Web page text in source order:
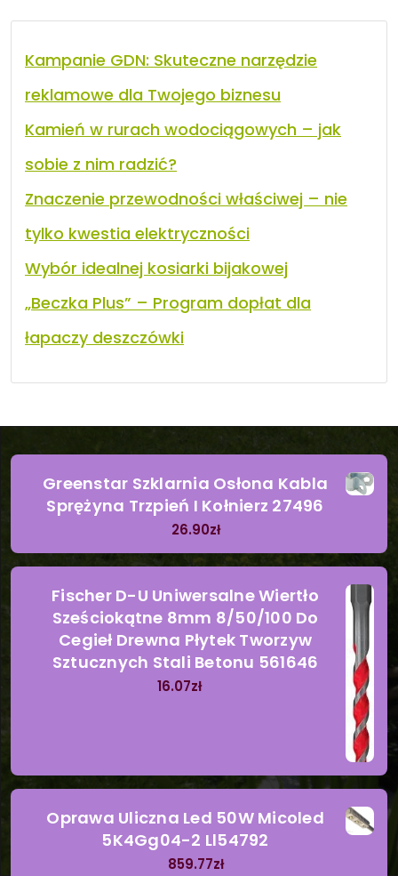
Kampanie GDN: Skuteczne narzędzie
reklamowe dla Twojego biznesu
Kamień w rurach wodociągowych – jak
sobie z nim radzić?
Znaczenie przewodności właściwej – nie
tylko kwestia elektryczności
Wybór idealnej kosiarki bijakowej
„Beczka Plus” – Program dopłat dla
łapaczy deszczówki
Greenstar Szklarnia Osłona Kabla
Sprężyna Trzpień I Kołnierz 27496
26.90zł
Fischer D-U Uniwersalne Wiertło
Sześciokątne 8mm 8/50/100 Do
Cegieł Drewna Płytek Tworzyw
Sztucznych Stali Betonu 561646
16.07zł
Oprawa Uliczna Led 50W Micoled
5K4Gg04-2 Ll54792
859.77zł